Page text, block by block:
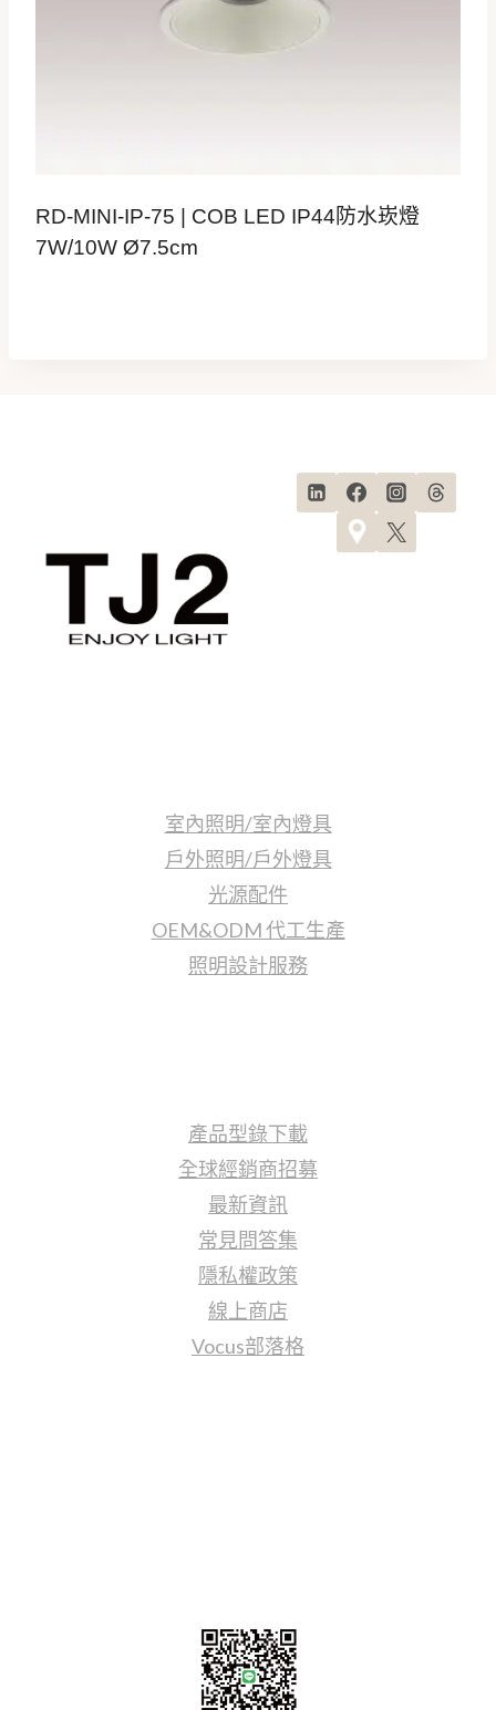
RD-MINI-IP-75 | COB LED IP44防水崁燈
7W/10W Ø7.5cm
室內照明/室內燈具
戶外照明/戶外燈具
光源配件
OEM&ODM 代工生產
照明設計服務
產品型錄下載
全球經銷商招募
最新資訊
常見問答集
隱私權政策
線上商店
Vocus部落格